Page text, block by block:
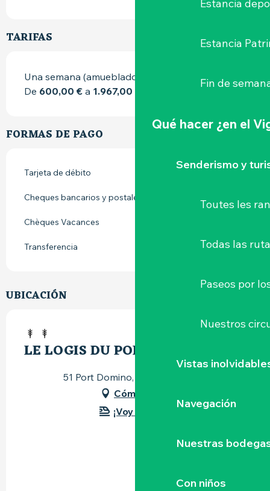
Estancia
Estancia
Fin de
Qué hacer ¿en el
Senderismo y
Toutes les
Todas las
Paseos por
Nuestros
Vistas
Navegación
Nuestras
Con niños
TARIFAS
Una semana (amueblado)
De 600,00 € a 1.967,00 €
FORMAS DE PAGO
Tarjeta de débito
Cheques bancarios y postales
Chèques Vacances
Transferencia
UBICACIÓN
LE LOGIS DU PORT DOMINO
51 Port Domino, 44330 Le Pallet
Cómo llegar
¡Voy en tren!